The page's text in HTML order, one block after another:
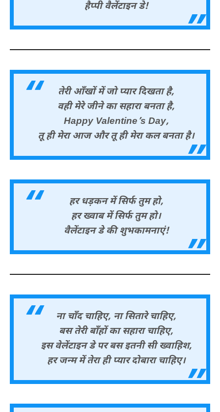
हैप्पी वैलेंटाइन डे!
तेरी आँखों में जो प्यार दिखता है,
वही मेरे जीने का सहारा बनता है,
Happy Valentine’s Day,
तू ही मेरा आज और तू ही मेरा कल बनता है।
हर धड़कन में सिर्फ तुम हो,
हर ख्वाब में सिर्फ तुम हो।
वैलेंटाइन डे की शुभकामनाएं!
ना चाँद चाहिए, ना सितारे चाहिए,
बस तेरी बाँहों का सहारा चाहिए,
इस वेलेंटाइन डे पर बस इतनी सी ख्वाहिश,
हर जन्म में तेरा ही प्यार दोबारा चाहिए।